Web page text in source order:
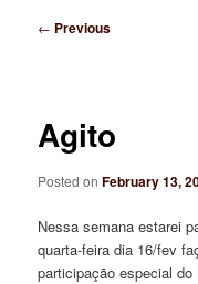
Post
← Previous
Agito
Posted onFebruary 13,
Nessa semana estarei
quarta-feira dia 16/fev
participação especial do